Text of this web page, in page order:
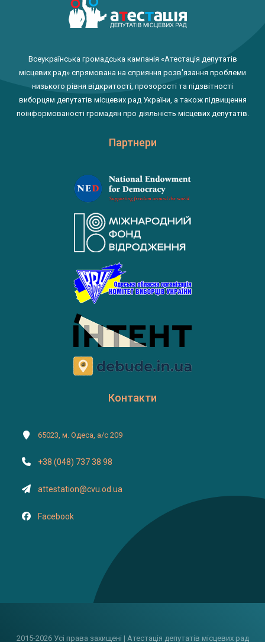
Всеукраїнська громадська кампанія «Атестація депутатів
місцевих рад» спрямована на сприяння розв'язання проблеми
низького рівня відкритості, прозорості та підзвітності
виборцям депутатів місцевих рад України, а також підвищення
поінформованості громадян про діяльність місцевих депутатів.
Партнери
Контакти
65023, м. Одеса, а/с 209
+38 (048) 737 38 98
attestation@cvu.od.ua
Facebook
2015-2026 Усі права захищені | Атестація депутатів місцевих рад